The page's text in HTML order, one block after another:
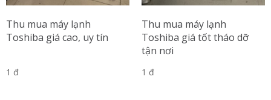
Thu mua máy lạnh
Toshiba giá cao, uy tín
1 đ
Thu mua máy lạnh
Toshiba giá tốt tháo dỡ
tận nơi
1 đ